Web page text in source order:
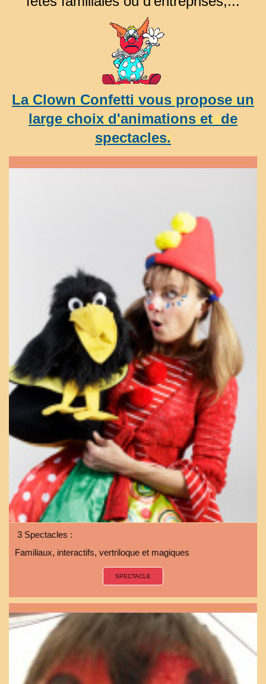
La Clown Confetti vous propose un
large choix d'animations et de
spectacles.
3 Spectacles :
Familiaux, interactifs, vertriloque et magiques
SPECTACLE